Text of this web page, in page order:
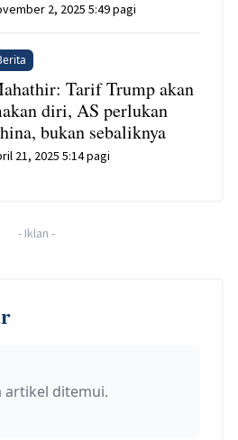
2, 2025 5:49 pagi
Tarif Trump akan
diri, AS perlukan
bukan sebaliknya
21, 2025 5:14 pagi
- Iklan -
artikel ditemui.